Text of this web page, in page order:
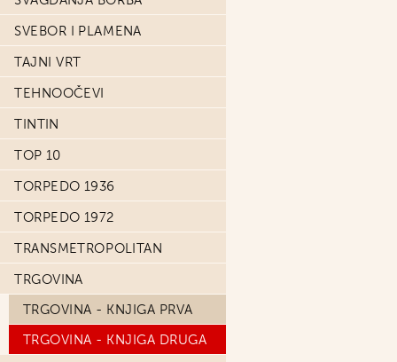
SVEBOR I PLAMENA
TAJNI VRT
TEHNOOČEVI
TINTIN
TOP 10
TORPEDO 1936
TORPEDO 1972
TRANSMETROPOLITAN
TRGOVINA
TRGOVINA - KNJIGA PRVA
TRGOVINA - KNJIGA DRUGA